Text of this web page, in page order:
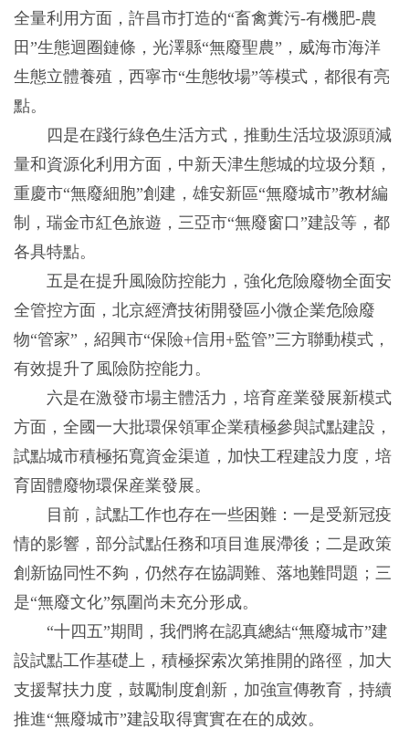
全量利用方面，許昌市打造的“畜禽糞污-有機肥-農
田”生態迴圈鏈條，光澤縣“無廢聖農”，威海市海洋
生態立體養殖，西寧市“生態牧場”等模式，都很有亮
點。
四是在踐行綠色生活方式，推動生活垃圾源頭減
量和資源化利用方面，中新天津生態城的垃圾分類，
重慶市“無廢細胞”創建，雄安新區“無廢城市”教材編
制，瑞金市紅色旅遊，三亞市“無廢窗口”建設等，都
各具特點。
五是在提升風險防控能力，強化危險廢物全面安
全管控方面，北京經濟技術開發區小微企業危險廢
物“管家”，紹興市“保險+信用+監管”三方聯動模式，
有效提升了風險防控能力。
六是在激發市場主體活力，培育産業發展新模式
方面，全國一大批環保領軍企業積極參與試點建設，
試點城市積極拓寬資金渠道，加快工程建設力度，培
育固體廢物環保産業發展。
目前，試點工作也存在一些困難：一是受新冠疫
情的影響，部分試點任務和項目進展滯後；二是政策
創新協同性不夠，仍然存在協調難、落地難問題；三
是“無廢文化”氛圍尚未充分形成。
“十四五”期間，我們將在認真總結“無廢城市”建
設試點工作基礎上，積極探索次第推開的路徑，加大
支援幫扶力度，鼓勵制度創新，加強宣傳教育，持續
推進“無廢城市”建設取得實實在在的成效。